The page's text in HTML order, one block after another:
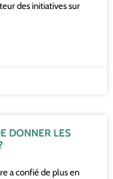
des initiatives sur
DONNER LES
a confié de plus en